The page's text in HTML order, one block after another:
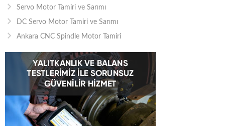
Servo Motor Tamiri ve Sarımı
DC Servo Motor Tamiri ve Sarımı
Ankara CNC Spindle Motor Tamiri